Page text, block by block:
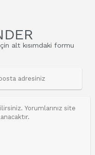
alt kısımdaki formu